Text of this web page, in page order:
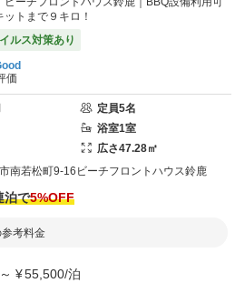
トまで９キロ！
ルス対策あり
価
定員5名
浴室1室
広さ47.28㎡
南若松町9-16 ビーチフロントハウス鈴鹿
泊で5%OFF
考料金
～ ¥55,500/泊